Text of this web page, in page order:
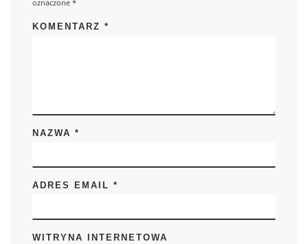
oznaczone*
KOMENTARZ*
NAZWA*
ADRES EMAIL*
WITRYNA INTERNETOWA